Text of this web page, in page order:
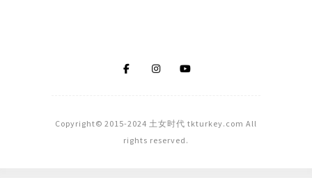
Copyright© 2015-2024 土女时代 tkturkey.com All
rights reserved.